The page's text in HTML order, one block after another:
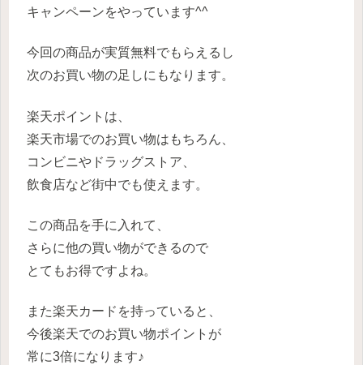
キャンペーンをやっています^^
今回の商品が実質無料でもらえるし
次のお買い物の足しにもなります。
楽天ポイントは、
楽天市場でのお買い物はもちろん、
コンビニやドラッグストア、
飲食店など街中でも使えます。
この商品を手に入れて、
さらに他の買い物ができるので
とてもお得ですよね。
また楽天カードを持っていると、
今後楽天でのお買い物ポイントが
常に3倍になります♪